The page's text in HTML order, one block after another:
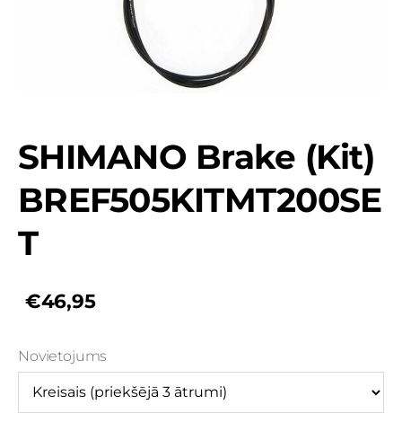
SHIMANO Brake (Kit)
BREF505KITMT200SE
T
€46,95
Novietojums